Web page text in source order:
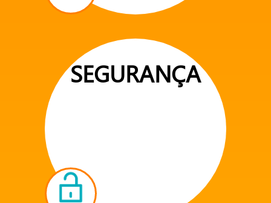
SEGURANÇA